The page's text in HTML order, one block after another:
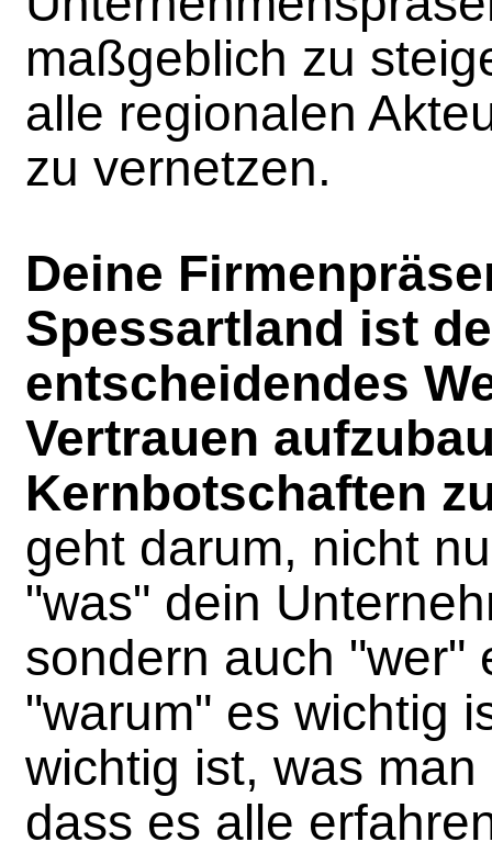
maßgeblich zu
alle regionalen
zu vernetzen.
Deine
Spessartland ist
entscheidendes
Vertrauen
Kernbotschaften
geht darum, nicht
"was" dein
sondern auch "wer"
"warum" es wichtig
wichtig ist, was
dass es alle